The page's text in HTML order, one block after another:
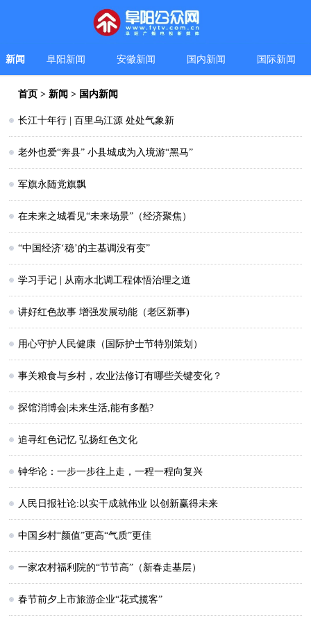
新闻 阜阳新闻 安徽新闻 国内新闻 国际新闻
首页 >新闻 > 国内新闻
长江十年行 | 百里乌江源 处处气象新
老外也爱“奔县” 小县城成为入境游“黑马”
军旗永随党旗飘
在未来之城看见“未来场景”（经济聚焦）
“中国经济‘稳’的主基调没有变”
学习手记 | 从南水北调工程体悟治理之道
讲好红色故事 增强发展动能（老区新事)
用心守护人民健康（国际护士节特别策划）
事关粮食与乡村，农业法修订有哪些关键变化？
探馆消博会|未来生活,能有多酷?
追寻红色记忆 弘扬红色文化
钟华论：一步一步往上走，一程一程向复兴
人民日报社论:以实干成就伟业 以创新赢得未来
中国乡村“颜值”更高“气质”更佳
一家农村福利院的“节节高”（新春走基层）
春节前夕上市旅游企业“花式揽客”